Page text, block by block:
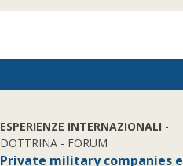
ESPERIENZE INTERNAZIONALI -
DOTTRINA - FORUM
Private military companies e